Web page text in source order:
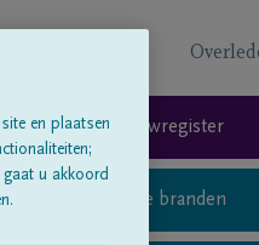
Rouwregister
Digitaal kaarsje branden
en plaatsen
gaat u akkoord